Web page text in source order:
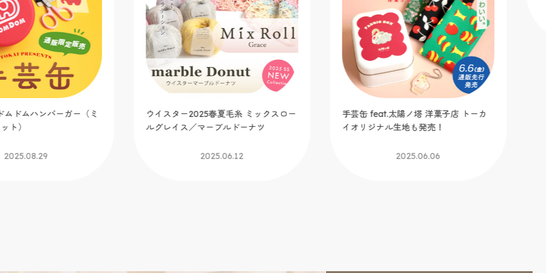
ドムハンバーガー（ミ
ト）
2025.08.29
ウイスター2025春夏毛糸 ミックスロー
ルグレイス／マーブルドーナツ
2025.06.12
手芸缶 feat.太陽ノ塔 洋菓子店 トーカ
イオリジナル生地も発売！
2025.06.06